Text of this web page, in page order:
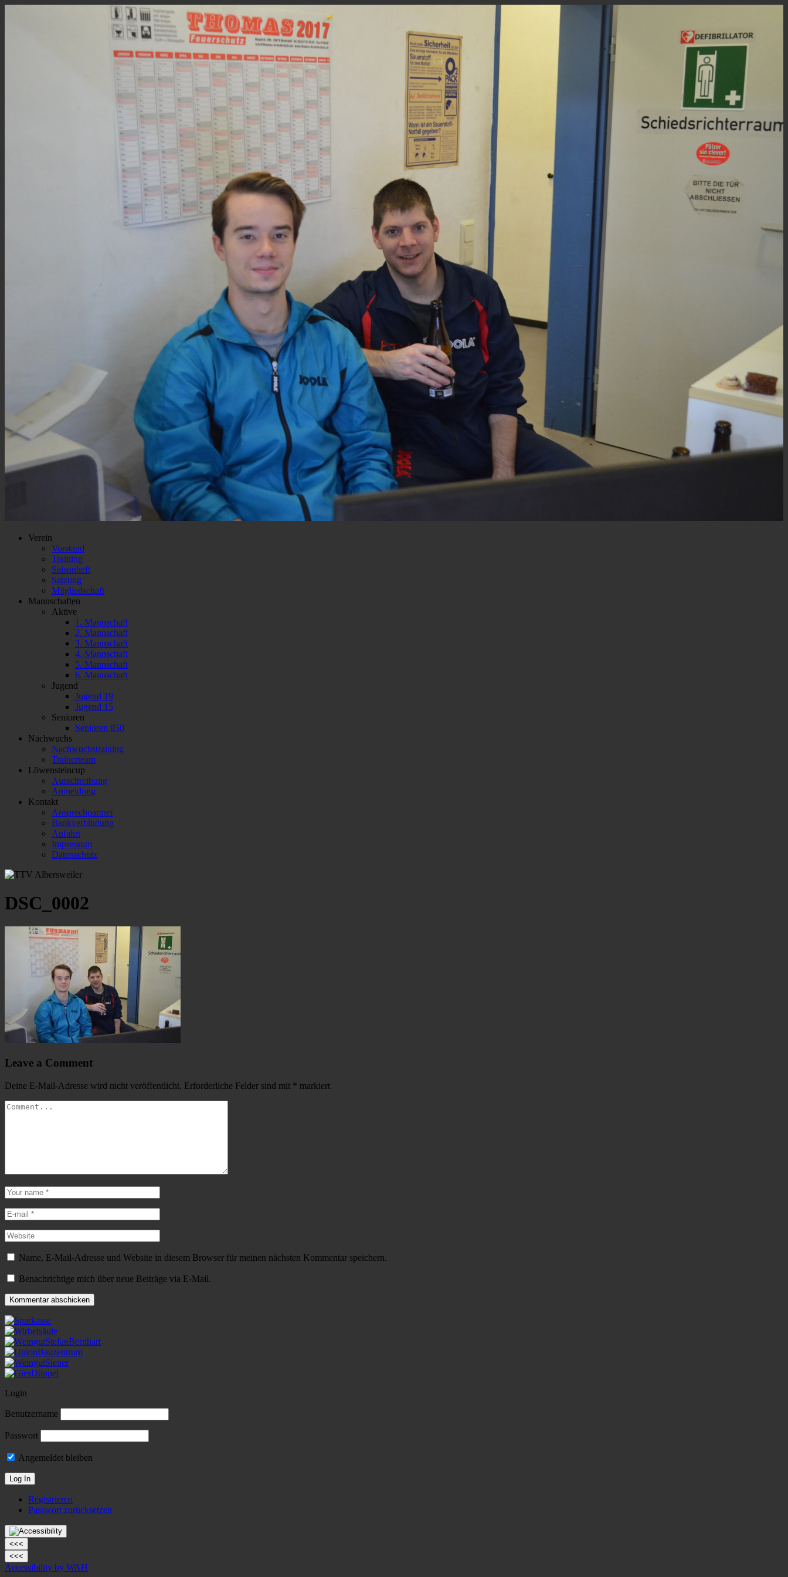
Verein
Vorstand
Training
Saisonheft
Satzung
Mitgliedschaft
Mannschaften
Aktive
1. Mannschaft
2. Mannschaft
3. Mannschaft
4. Mannschaft
5. Mannschaft
6. Mannschaft
Jugend
Jugend 19
Jugend 15
Senioren
Senioren ü50
Nachwuchs
Nachwuchstraining
Trainerteam
Löwensteincup
Ausschreibung
Anmeldung
Kontakt
Ansprechpartner
Bankverbindung
Anfahrt
Impressum
Datenschutz
DSC_0002
Leave a Comment
Deine E-Mail-Adresse wird nicht veröffentlicht. Erforderliche Felder sind mit * markiert
Name, E-Mail-Adresse und Website in diesem Browser für meinen nächsten Kommentar speichern.
Benachrichtige mich über neue Beiträge via E-Mail.
Login
Benutzername
Passwort
Angemeldet bleiben
Registrieren
Passwort zurücksetzen
<<<
<<<
Accessibility by WAH